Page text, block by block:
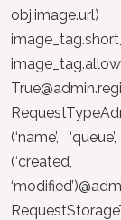
(‘name’,
(‘created’,